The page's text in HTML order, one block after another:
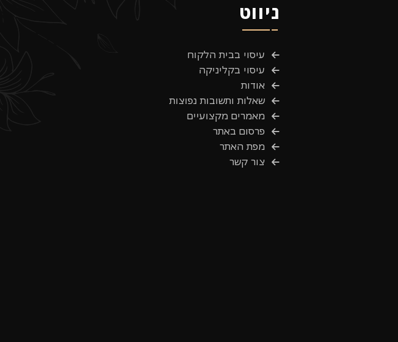
ניווט
עיסוי בבית הלקוח
עיסוי בקליניקה
אודות
שאלות ותשובות נפוצות
מאמרים מקצועיים
פרסום באתר
מפת האתר
צור קשר